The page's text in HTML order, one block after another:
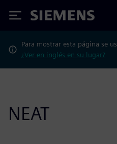
Siemens
Para mostrar esta página se
¿Ver en inglés en su lugar?
NEAT